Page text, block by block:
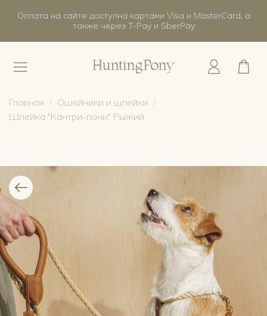
Оплата на сайте доступна картами Visa и MasterCard, а
также через T-Pay и SberPay
Главная
Ошейники и шлейки
Шлейка "Кантри-пони" Рыжий